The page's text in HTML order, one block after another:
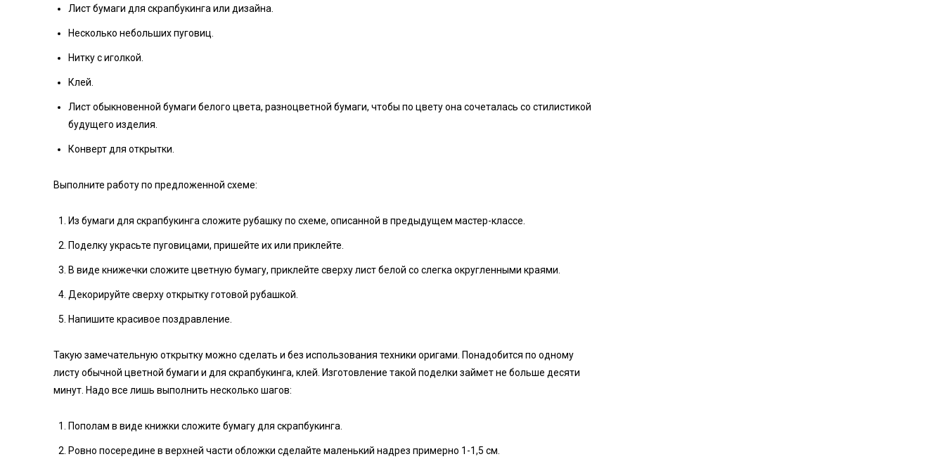
Лист бумаги для скрапбукинга или дизайна.
Несколько небольших пуговиц.
Нитку с иголкой.
Клей.
Лист обыкновенной бумаги белого цвета, разноцветной бумаги, чтобы по цвету она сочеталась со стилистикой
будущего изделия.
Конверт для открытки.
Выполните работу по предложенной схеме:
Из бумаги для скрапбукинга сложите рубашку по схеме, описанной в предыдущем мастер-классе.
Поделку украсьте пуговицами, пришейте их или приклейте.
В виде книжечки сложите цветную бумагу, приклейте сверху лист белой со слегка округленными краями.
Декорируйте сверху открытку готовой рубашкой.
Напишите красивое поздравление.
Такую замечательную открытку можно сделать и без использования техники оригами. Понадобится по одному
листу обычной цветной бумаги и для скрапбукинга, клей. Изготовление такой поделки займет не больше десяти
минут. Надо все лишь выполнить несколько шагов:
Пополам в виде книжки сложите бумагу для скрапбукинга.
Ровно посередине в верхней части обложки сделайте маленький надрез примерно 1-1,5 см.